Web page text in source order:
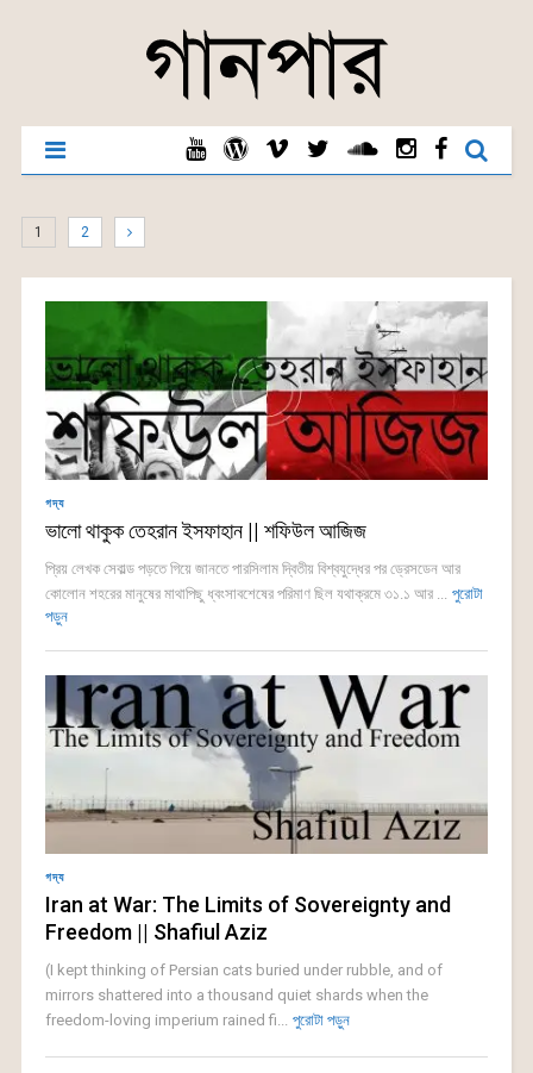
1 2
গদ্য
ভালো থাকুক তেহরান ইসফাহান || শফিউল আজিজ
প্রিয় লেখক সেবাল্ড পড়তে গিয়ে জানতে পারসিলাম দ্বিতীয় বিশ্বযুদ্ধের পর ড্রেসডেন আর
কোলোন শহরের মানুষের মাথাপিছু ধ্বংসাবশেষের পরিমাণ ছিল যথাক্রমে ৩১.১ আর ... পুরোটা
পড়ুন
গদ্য
Iran at War: The Limits of Sovereignty and
Freedom || Shafiul Aziz
(I kept thinking of Persian cats buried under rubble, and of
mirrors shattered into a thousand quiet shards when the
freedom-loving imperium rained fi... পুরোটা পড়ুন